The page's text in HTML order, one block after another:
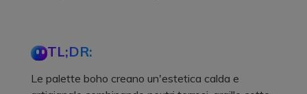
TL;DR:
Le palette boho creano un'estetica calda e